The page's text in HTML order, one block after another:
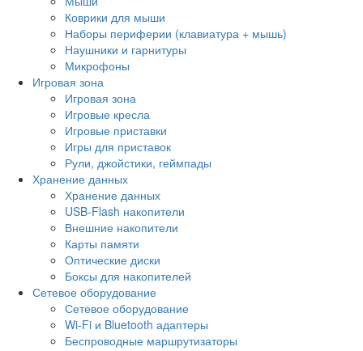
Коврики для мыши
Наборы периферии (клавиатура + мышь)
Наушники и гарнитуры
Микрофоны
Игровая зона
Игровая зона
Игровые кресла
Игровые приставки
Игры для приставок
Рули, джойстики, геймпады
Хранение данных
Хранение данных
USB-Flash накопители
Внешние накопители
Карты памяти
Оптические диски
Боксы для накопителей
Сетевое оборудование
Сетевое оборудование
Wi-Fi и Bluetooth адаптеры
Беспроводные маршрутизаторы